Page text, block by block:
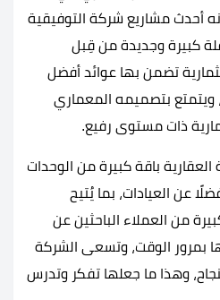
أحدث مشاريع شركة التوفيقية
كبيرة وجديدة من قِبل
تضمن بها عوائد أفضل
ويتمتع بتصميمه المعماري
ذات مستوى رفيع.
باقة كبيرة من الوحدات
عن العيادات، بما يُتيح
من العملاء الباحثين عن
بمرور الوقت، وتسعى الشركة
وهذا ما جعلها تفكر وتدرس